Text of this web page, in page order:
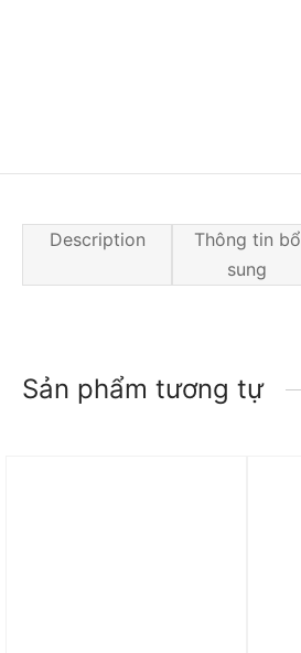
Description
Thông tin bổ
sung
Sản phẩm tương tự